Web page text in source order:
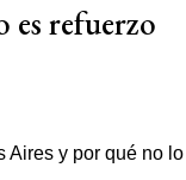
es refuerzo